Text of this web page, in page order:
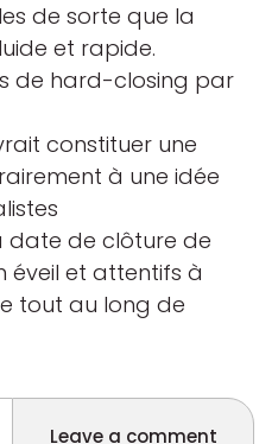
de sorte que la
et rapide.
de hard-closing par
constituer une
à une idée
date de clôture de
éveil et attentifs à
tout au long de
Leave a comment